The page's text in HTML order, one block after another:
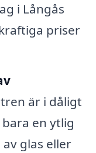
i Långås
priser
är i dåligt
en ytlig
glas eller